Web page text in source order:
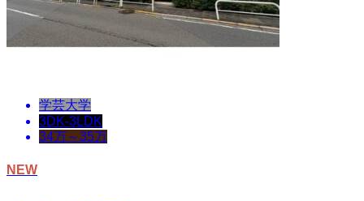
学芸大学
3DK-3LDK
34万～35万
NEW